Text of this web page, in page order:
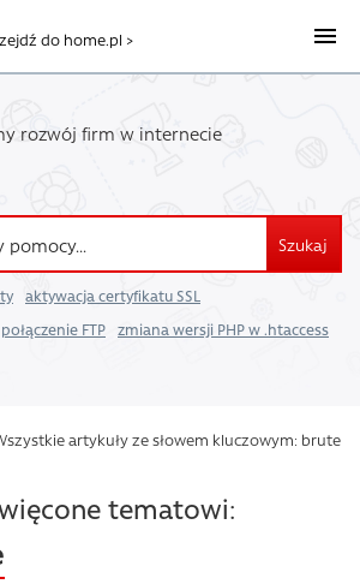
do home.pl >
rozwój firm w internecie
Szukaj
aktywacja certyfikatu SSL
połączenie FTP zmiana wersji PHP w .htaccess
artykuły ze słowem kluczowym: brute
tematowi: